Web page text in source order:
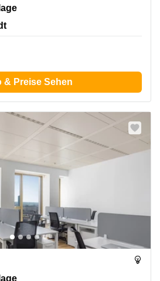
35-37, Frankfurt Innenstadt
& Preise Sehen
35-37, Frankfurt Innenstadt